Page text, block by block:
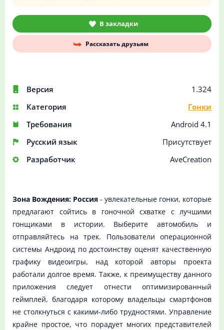
Версия
1.324
Категория
Гонки
Требования
Android 4.1
Русский язык
Присутствует
Разработчик
AveCreation
В закладки
Рассказать друзьям
Зона Вождения: Россия - увлекательные гонки, которые
предлагают сойтись в гоночной схватке с лучшими
гонщиками в истории. Выберите автомобиль и
отправляйтесь на трек. Пользователи операционной
системы Андроид по достоинству оценят качественную
графику видеоигры, над которой авторы проекта
работали долгое время. Также, к преимуществу данного
приложения следует отнести оптимизированный
геймплей, благодаря которому владельцы смартфонов
не столкнуться с какими-либо трудностями. Управление
крайне простое, что порадует многих представителей